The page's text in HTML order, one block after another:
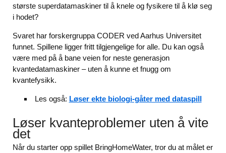
største superdatamaskiner til å knele og fysikere til å klø seg
i hodet?
Svaret har forskergruppa CODER ved Aarhus Universitet
funnet. Spillene ligger fritt tilgjengelige for alle. Du kan også
være med på å bane veien for neste generasjon
kvantedatamaskiner – uten å kunne et fnugg om
kvantefysikk.
Les også: Løser ekte biologi-gåter med dataspill
Løser kvanteproblemer uten å vite
det
Når du starter opp spillet BringHomeWater, tror du at målet er